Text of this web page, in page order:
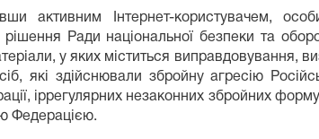
активним Інтернет-користувачем,
Ради національної безпеки та
у яких міститься виправдовування,
які здійснювали збройну агресію
іррегулярних незаконних збройних
Федерацією.